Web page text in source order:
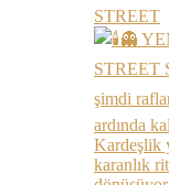
STREET